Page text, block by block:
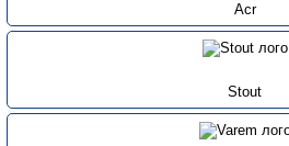
Acr
Stout